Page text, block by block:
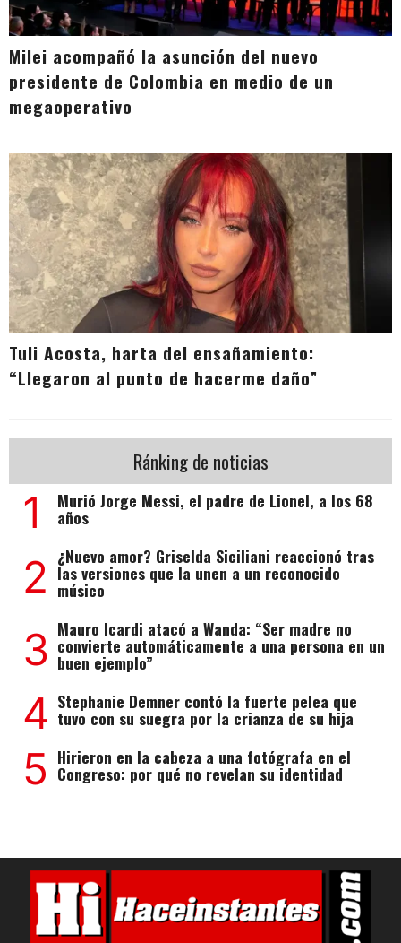
Milei acompañó la asunción del nuevo
presidente de Colombia en medio de un
megaoperativo
Tuli Acosta, harta del ensañamiento:
“Llegaron al punto de hacerme daño”
Ránking de noticias
1 Murió Jorge Messi, el padre de Lionel, a los 68
años
2 ¿Nuevo amor? Griselda Siciliani reaccionó tras
las versiones que la unen a un reconocido
músico
3 Mauro Icardi atacó a Wanda: “Ser madre no
convierte automáticamente a una persona en un
buen ejemplo”
4 Stephanie Demner contó la fuerte pelea que
tuvo con su suegra por la crianza de su hija
5 Hirieron en la cabeza a una fotógrafa en el
Congreso: por qué no revelan su identidad